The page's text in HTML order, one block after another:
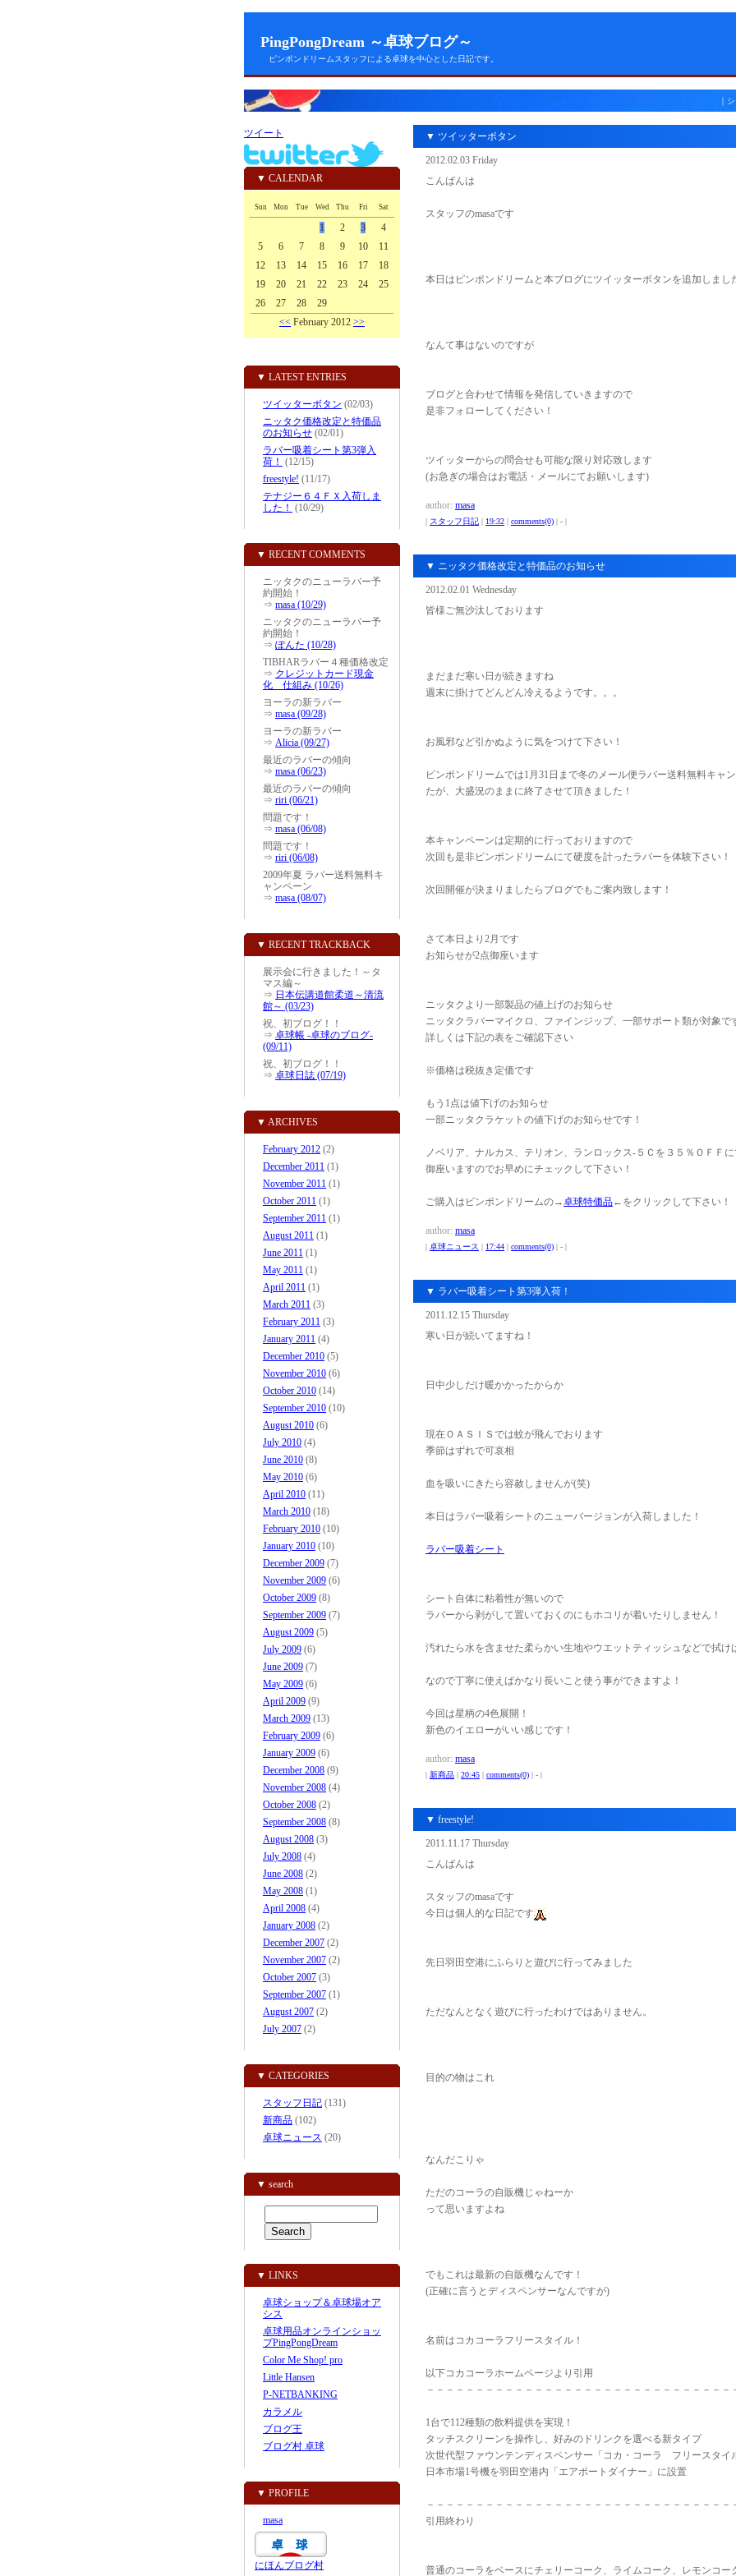
PingPongDream ～卓球ブログ～
ピンポンドリームスタッフによる卓球を中心とした日記です。
｜
ツイート
▼ CALENDAR
Sun Mon Tue Wed Thu Fri Sat
1 2 3
4
5
6 7 8 9 10
11
12
13 14 15 16 17
18
19
20 21 22 23 24
25
26
27 28
29
<< February 2012 >>
▼ LATEST ENTRIES
ツイッターボタン (02/03)
ニッタク価格改定と特価品
のお知らせ (02/01)
ラバー吸着シート第3弾入
荷！ (12/15)
freestyle! (11/17)
テナジー６４ＦＸ入荷しま
した！ (10/29)
▼ RECENT COMMENTS
ニッタクのニューラバー予
約開始！
⇒ masa (10/29)
ニッタクのニューラバー予
約開始！
⇒ ぽんた (10/28)
TIBHARラバー４種価格改定
⇒ クレジットカード現金
化 仕組み (10/26)
ヨーラの新ラバー
⇒ masa (09/28)
ヨーラの新ラバー
⇒ Alicia (09/27)
最近のラバーの傾向
⇒ masa (06/23)
最近のラバーの傾向
⇒ riri (06/21)
問題です！
⇒ masa (06/08)
問題です！
⇒ riri (06/08)
2009年夏 ラバー送料無料キ
ャンペーン
⇒ masa (08/07)
▼ RECENT TRACKBACK
展示会に行きました！～タ
マス編～
⇒ 日本伝講道館柔道～清流
館～ (03/23)
祝、初ブログ！！
⇒ 卓球帳 -卓球のブログ-
(09/11)
祝、初ブログ！！
⇒ 卓球日誌 (07/19)
▼ ARCHIVES
February 2012 (2)
December 2011 (1)
November 2011 (1)
October 2011 (1)
September 2011 (1)
August 2011 (1)
June 2011 (1)
May 2011 (1)
April 2011 (1)
March 2011 (3)
February 2011 (3)
January 2011 (4)
December 2010 (5)
November 2010 (6)
October 2010 (14)
September 2010 (10)
August 2010 (6)
July 2010 (4)
June 2010 (8)
May 2010 (6)
April 2010 (11)
March 2010 (18)
February 2010 (10)
January 2010 (10)
December 2009 (7)
November 2009 (6)
October 2009 (8)
September 2009 (7)
August 2009 (5)
July 2009 (6)
June 2009 (7)
May 2009 (6)
April 2009 (9)
March 2009 (13)
February 2009 (6)
January 2009 (6)
December 2008 (9)
November 2008 (4)
October 2008 (2)
September 2008 (8)
August 2008 (3)
July 2008 (4)
June 2008 (2)
May 2008 (1)
April 2008 (4)
January 2008 (2)
December 2007 (2)
November 2007 (2)
October 2007 (3)
September 2007 (1)
August 2007 (2)
July 2007 (2)
▼ CATEGORIES
スタッフ日記 (131)
新商品 (102)
卓球ニュース (20)
▼ search
▼ LINKS
卓球ショップ＆卓球場オア
シス
卓球用品オンラインショッ
プPingPongDream
Color Me Shop! pro
Little Hansen
P-NETBANKING
カラメル
ブログ王
ブログ村 卓球
▼ PROFILE
masa
にほんブログ村
▼ ツイッターボタン
2012.02.03 Friday
こんばんは
スタッフのmasaです
本日はピンポンドリームと本ブログにツイッターボタンを追加しまし
なんて事はないのですが
ブログと合わせて情報を発信していきますので
是非フォローしてください！
ツイッターからの問合せも可能な限り対応致します
(お急ぎの場合はお電話・メールにてお願いします)
author: masa
| スタッフ日記 | 19:32 | comments(0) | - |
▼ ニッタク価格改定と特価品のお知らせ
2012.02.01 Wednesday
皆様ご無沙汰しております
まだまだ寒い日が続きますね
週末に掛けてどんどん冷えるようです。。。
お風邪など引かぬように気をつけて下さい！
ピンポンドリームでは1月31日まで冬のメール便ラバー送料無料キャ
たが、大盛況のままに終了させて頂きました！
本キャンペーンは定期的に行っておりますので
次回も是非ピンポンドリームにて硬度を計ったラバーを体験下さい！
次回開催が決まりましたらブログでもご案内致します！
さて本日より2月です
お知らせが2点御座います
ニッタクより一部製品の値上げのお知らせ
ニッタクラバーマイクロ、ファインジップ、一部サポート類が対象で
詳しくは下記の表をご確認下さい
※価格は税抜き定価です
もう1点は値下げのお知らせ
一部ニッタクラケットの値下げのお知らせです！
ノベリア、ナルカス、テリオン、ランロックス-５Ｃを３５％ＯＦＦ
御座いますのでお早めにチェックして下さい！
ご購入はピンポンドリームの→卓球特価品←をクリックして下さい！
author: masa
| 卓球ニュース | 17:44 | comments(0) | - |
▼ ラバー吸着シート第3弾入荷！
2011.12.15 Thursday
寒い日が続いてますね！
日中少しだけ暖かかったからか
現在ＯＡＳＩＳでは蚊が飛んでおります
季節はずれで可哀相
血を吸いにきたら容赦しませんが(笑)
本日はラバー吸着シートのニューバージョンが入荷しました！
ラバー吸着シート
シート自体に粘着性が無いので
ラバーから剥がして置いておくのにもホコリが着いたりしません！
汚れたら水を含ませた柔らかい生地やウエットティッシュなどで拭け
なので丁寧に使えばかなり長いこと使う事ができますよ！
今回は星柄の4色展開！
新色のイエローがいい感じです！
author: masa
| 新商品 | 20:45 | comments(0) | - |
▼ freestyle!
2011.11.17 Thursday
こんばんは
スタッフのmasaです
今日は個人的な日記です
先日羽田空港にふらりと遊びに行ってみました
ただなんとなく遊びに行ったわけではありません。
目的の物はこれ
なんだこりゃ
ただのコーラの自販機じゃねーか
って思いますよね
でもこれは最新の自販機なんです！
(正確に言うとディスペンサーなんですが)
名前はコカコーラフリースタイル！
以下コカコーラホームページより引用
－－－－－－－－－－－－－－－－－－－－－－－－－－－－－－－
1台で112種類の飲料提供を実現！
タッチスクリーンを操作し、好みのドリンクを選べる新タイプ
次世代型ファウンテンディスペンサー「コカ・コーラ フリースタイ
日本市場1号機を羽田空港内「エアポートダイナー」に設置
－－－－－－－－－－－－－－－－－－－－－－－－－－－－－－－
引用終わり
普通のコーラをベースにチェリーコーク、ライムコーク、レモンコー